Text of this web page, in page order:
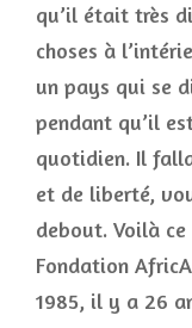
qu’il était très
choses à
un pays qui se
pendant qu’il
quotidien. Il
et de liberté,
debout. Voilà
Fondation
1985, il y a 26